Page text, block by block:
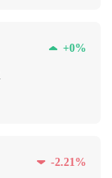
+0%
-2.21%